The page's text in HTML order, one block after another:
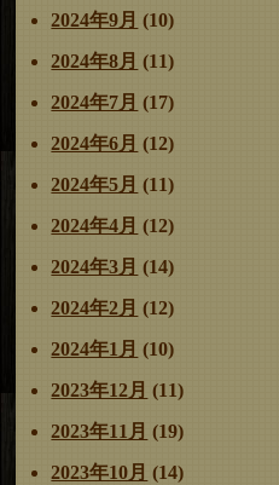
2024年9月 (10)
2024年8月 (11)
2024年7月 (17)
2024年6月 (12)
2024年5月 (11)
2024年4月 (12)
2024年3月 (14)
2024年2月 (12)
2024年1月 (10)
2023年12月 (11)
2023年11月 (19)
2023年10月 (14)